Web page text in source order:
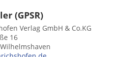
(GPSR)
Verlag GmbH & Co.KG
16